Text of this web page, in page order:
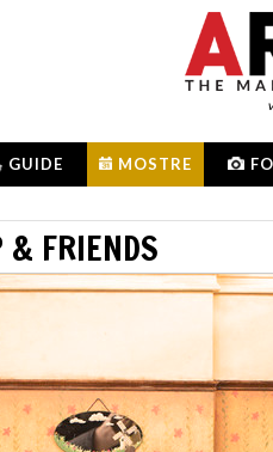
GUIDE MOSTRE
& FRIENDS